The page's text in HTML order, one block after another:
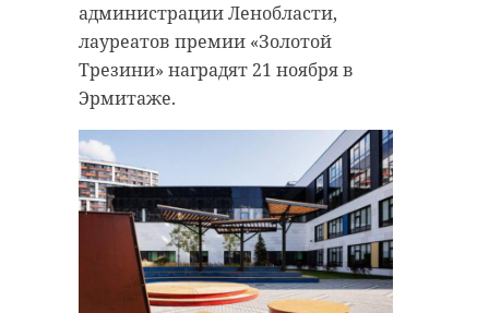
администрации Ленобласти,
лауреатов премии «Золотой
Трезини» наградят 21 ноября в
Эрмитаже.